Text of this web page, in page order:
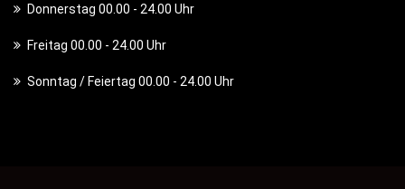
Donnerstag 00.00 - 24.00 Uhr
Freitag 00.00 - 24.00 Uhr
Sonntag / Feiertag 00.00 - 24.00 Uhr